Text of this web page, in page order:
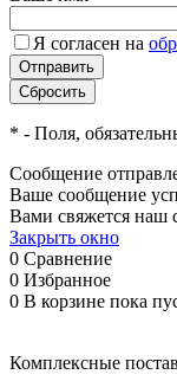
Я согласен на
* - Поля,
Сообщение
Ваше сообщение
Вами свяжется наш
Закрыть окно
0 Сравнение
0 Избранное
0 В корзине пока
Комплексные